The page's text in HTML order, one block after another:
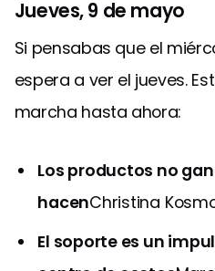
Jueves, 9 de mayo
Si pensabas que el
espera a ver el jueves.
marcha hasta ahora:
Los productos no
hacenChristina
El soporte es un